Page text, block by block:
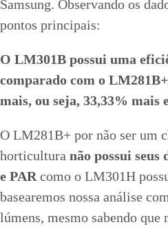
Samsung. Observando os
pontos principais:
O LM301B possui uma
comparado com o
mais, ou seja, 33,33% mais
O LM281B+ por não ser um
horticultura não possui seus
e PAR como o LM301H
basearemos nossa análise
lúmens, mesmo sabendo que